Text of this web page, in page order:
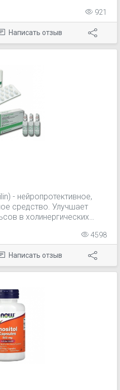
холина в головном мозге.
и
мембранах,
метаболические
формацию.
921
Написать отзыв
- нейропротективное,
средство. Улучшает
в холинергических
мембран и на функцию
кровоток,
процессы в головном
ретикулярной
поражении головного
4598
Написать отзыв